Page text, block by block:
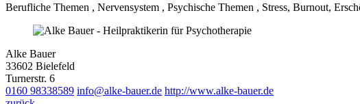
Berufliche Themen , Nervensystem , Psychische Themen , Stress, Burnout,
Alke Bauer
33602 Bielefeld
Turnerstr. 6
0160 98338589 info@alke-bauer.de http://www.alke-bauer.de